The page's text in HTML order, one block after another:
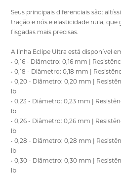
Seus principais diferenciais são:
tração e nós e elasticidade nula, que
fisgadas mais precisas.
A linha Eclipe Ultra está disponível
• 0,16 - Diâmetro: 0,16 mm |
• 0,18 - Diâmetro: 0,18 mm |
• 0,20 - Diâmetro: 0,20 mm |
lb
• 0,23 - Diâmetro: 0,23 mm |
lb
• 0,26 - Diâmetro: 0,26 mm |
lb
• 0,28 - Diâmetro: 0,28 mm |
lb
• 0,30 - Diâmetro: 0,30 mm |
lb